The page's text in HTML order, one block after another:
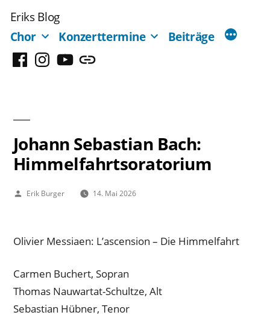
Inhalt
springen
Eriks Blog
Chor
Konzerttermine Beiträge
FacebookInstagram
YouTubeMastodon
Johann Sebastian Bach:
Himmelfahrtsoratorium
Veröffentlicht
Erik Burger 14. Mai 2026
Olivier Messiaen: L’ascension – Die Himmelfahrt
Carmen Buchert, Sopran
Thomas Nauwartat-Schultze, Alt
Sebastian Hübner, Tenor